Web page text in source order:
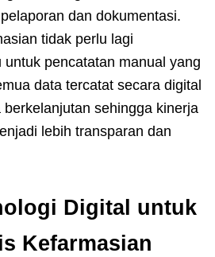
dan dokumentasi.
tidak perlu lagi
pencatatan manual yang
data tercatat secara digital
sehingga kinerja
lebih transparan dan
Digital untuk
Kefarmasian